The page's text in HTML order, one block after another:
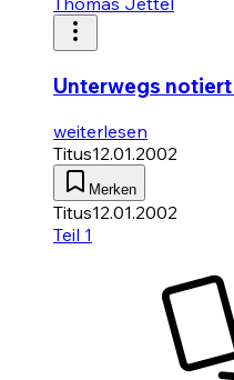
Unterwegs
weiterlesen
Titus12.01.2002
Merken
Titus12.01.2002
Teil 1